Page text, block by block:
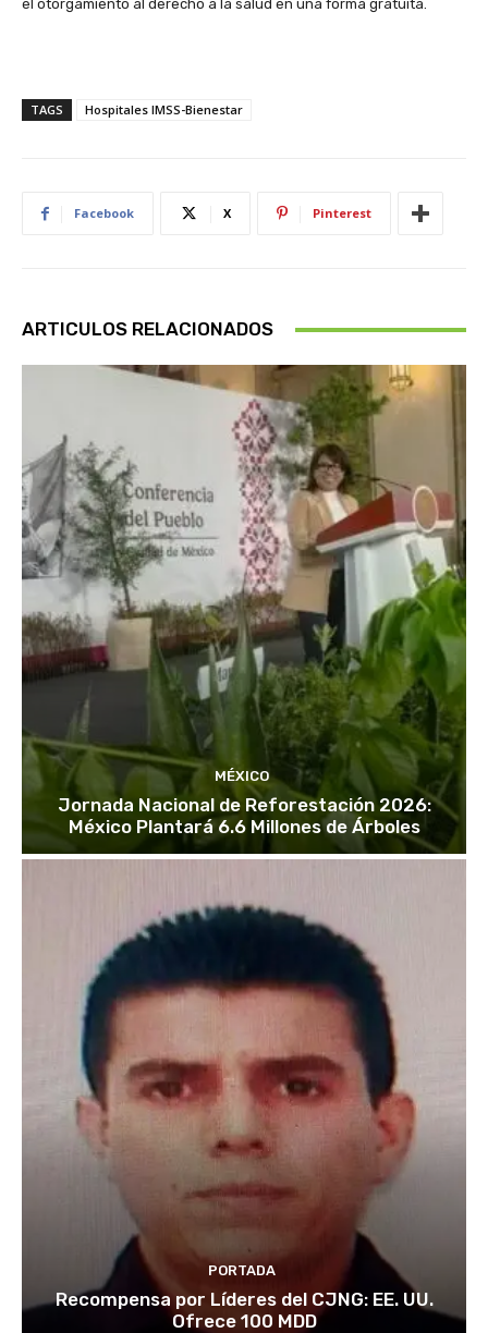
el otorgamiento al derecho a la salud en una forma gratuita.
TAGS Hospitales IMSS-Bienestar
Facebook X Pinterest
ARTICULOS RELACIONADOS
MÉXICO
Jornada Nacional de Reforestación 2026:
México Plantará 6.6 Millones de Árboles
PORTADA
Recompensa por Líderes del CJNG: EE. UU.
Ofrece 100 MDD